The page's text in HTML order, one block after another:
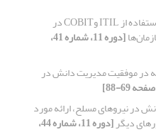
استفاده از ITIL وCOBIT در
[دوره 11، شماره 41،
در موفقیت مدیریت دانش در
در نیروهای مسلح، ارائه مورد
دیگر [دوره 11، شماره 44،